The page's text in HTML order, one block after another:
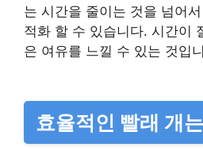
는 시간을 줄이는 것을 넘어
적화 할 수 있습니다. 시간이
은 여유를 느낄 수 있는 것입
효율적인 빨래 개